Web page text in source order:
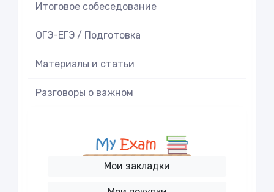
Итоговое cобеседование
ОГЭ-ЕГЭ / Подготовка
Материалы и статьи
Разговоры о важном
Мои закладки